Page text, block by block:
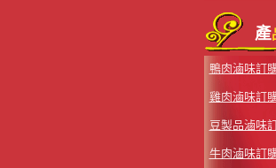
產
鴨肉滷味訂
雞肉滷味訂
豆製品滷味
牛肉滷味訂